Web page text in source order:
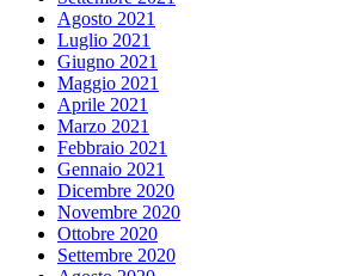
Agosto 2021
Luglio 2021
Giugno 2021
Maggio 2021
Aprile 2021
Marzo 2021
Febbraio 2021
Gennaio 2021
Dicembre 2020
Novembre 2020
Ottobre 2020
Settembre 2020